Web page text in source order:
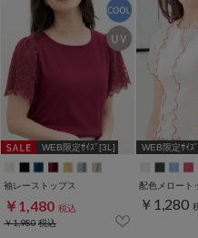
WEB限定ｻｲｽﾞ[3L]
袖レーストップス
￥1,480 税込
￥1,980税込
WEB限定ｻｲｽ
配色メロート
￥1,280